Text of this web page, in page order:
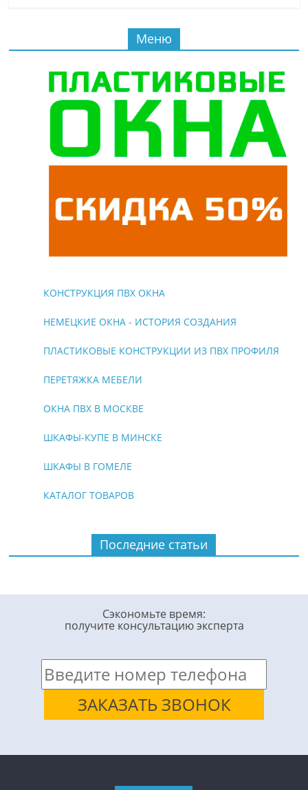
Меню
КОНСТРУКЦИЯ ПВХ ОКНА
НЕМЕЦКИЕ ОКНА - ИСТОРИЯ СОЗДАНИЯ
ПЛАСТИКОВЫЕ КОНСТРУКЦИИ ИЗ ПВХ ПРОФИЛЯ
ПЕРЕТЯЖКА МЕБЕЛИ
ОКНА ПВХ В МОСКВЕ
ШКАФЫ-КУПЕ В МИНСКЕ
ШКАФЫ В ГОМЕЛЕ
КАТАЛОГ ТОВАРОВ
Последние статьи
Сэкономьте время:
получите консультацию эксперта